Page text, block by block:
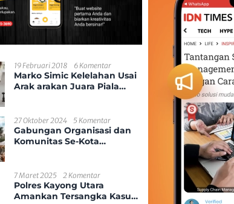
19 Februari 2018 6 Komentar
Marko Simic Kelelahan Usai
Arak arakan Juara Piala
27 Oktober 2024 5 Komentar
Gabungan Organisasi dan
Komunitas Se-Kota
7 Maret 2025 2 Komentar
Polres Kayong Utara
Amankan Tersangka Kasus